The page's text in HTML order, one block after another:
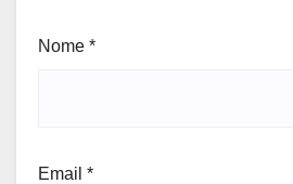
Nome *
Email *